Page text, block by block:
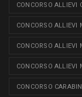
CONCORSO ALLIEVI
CONCORSO ALLIEVI
CONCORSO ALLIEVI
CONCORSO ALLIEVI
CONCORSO